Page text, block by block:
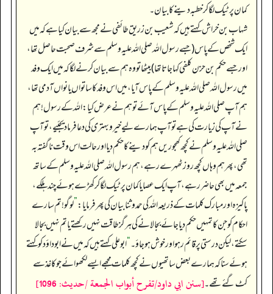
کمان پر ٹیک لگا کر خطبہ دینے کا بیان۔
شہاب بن خراش کہتے ہیں کہ شعیب بن زریق طائفی نے مجھ سے بیان کیا ہے کہ میں
ایک شخص کے پاس (جسے رسول اللہ صلی اللہ علیہ وسلم سے شرف صحبت حاصل تھا،
اور جسے حکم بن حزن کلفی کہا جاتا تھا) بیٹھا تو وہ ہم سے بیان کرنے لگا کہ میں ایک وفد
میں رسول اللہ صلی اللہ علیہ وسلم کے پاس آیا، میں اس وفد کا ساتواں یا نواں آدمی تھا،
ہم آپ صلی اللہ علیہ وسلم کے پاس آئے تو ہم نے عرض کیا: اللہ کے رسول! ہم
نے آپ کی زیارت کی ہے تو آپ ہمارے لیے خیر و بہتری کی دعا فرما دیجئیے، تو آپ
صلی اللہ علیہ وسلم نے کچھ کھجوریں ہم کو دینے کا حکم دیا اور حالت اس وقت ناگفتہ بہ
تھی، پھر ہم وہاں کچھ روز ٹھہرے رہے، ہم رسول اللہ صلی اللہ علیہ وسلم کے ساتھ
جمعہ میں بھی حاضر رہے، آپ ایک عصا یا کمان پر ٹیک لگا کر کھڑے ہوئے چند ہلکے،
پاکیزہ اور مبارک کلمات کے ذریعہ اللہ کی حمد و ثنا بیان کی پھر فرمایا:”لوگو! تم سارے
احکام کو جن کا تمہیں حکم دیا جائے بجا لانے کی ہرگز طاقت نہیں رکھتے یا تم نہیں بجا لا
سکتے، لیکن درستی پر قائم رہو اور خوش ہو جاؤ۔‏‏‏‏“ابوعلی کہتے ہیں کہ میں نے ابوداؤد کو کہتے
ہوئے سنا کہ ہمارے بعض ساتھیوں نے کچھ کلمات مجھے ایسے لکھوائے جو کاغذ سے
کٹ گئے تھے۔[سنن ابي داود/تفرح أبواب الجمعة /حدیث: 1096]